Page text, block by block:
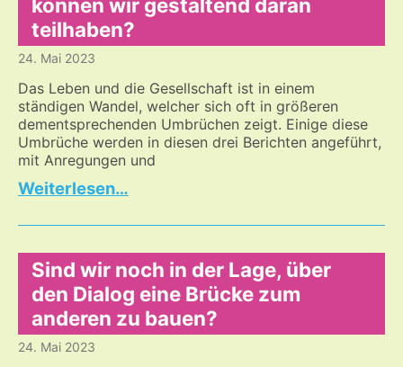
können wir gestaltend daran
teilhaben?
24. Mai 2023
Das Leben und die Gesellschaft ist in einem
ständigen Wandel, welcher sich oft in größeren
dementsprechenden Umbrüchen zeigt. Einige diese
Umbrüche werden in diesen drei Berichten angeführt,
mit Anregungen und
…
in
Zeit
des
Umbruches?
Und
Sind wir noch in der Lage, über
den Dialog eine Brücke zum
anderen zu bauen?
24. Mai 2023